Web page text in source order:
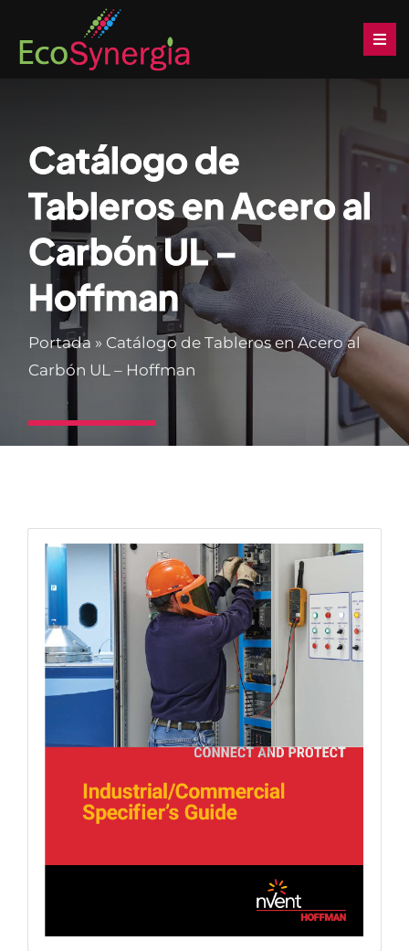
contenido
Soluciones
Productos
Servicios
Noticias
Descargas
Catálogo de
Tableros en Acero al
Carbón UL –
Hoffman
Portada » Catálogo de Tableros en Acero al
Carbón UL – Hoffman